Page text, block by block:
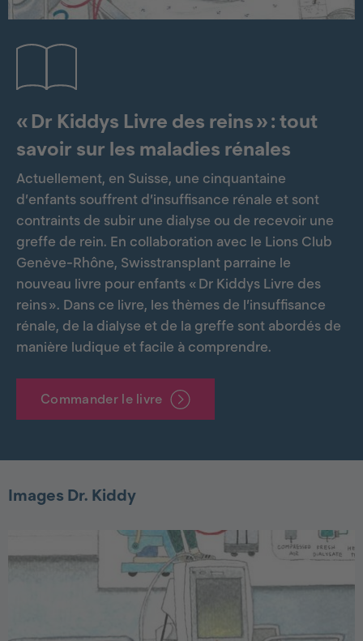
« Dr Kiddys Livre des reins » : tout
savoir sur les maladies rénales
Actuellement, en Suisse, une cinquantaine
d’enfants souffrent d’insuffisance rénale et sont
contraints de subir une dialyse ou de recevoir une
greffe de rein. En collaboration avec le Lions Club
Genève-Rhône, Swisstransplant parraine le
nouveau livre pour enfants « Dr Kiddys Livre des
reins ». Dans ce livre, les thèmes de l’insuffisance
rénale, de la dialyse et de la greffe sont abordés de
manière ludique et facile à comprendre.
Commander le livre
Images Dr. Kiddy